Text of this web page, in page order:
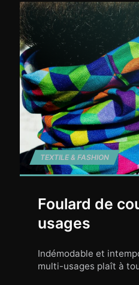
TEXTILE & FASHION
Foulard de
usages
Indémodable et
multi-usages plaît à